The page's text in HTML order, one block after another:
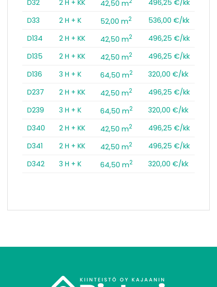
D32
2 H + KK 42,50 m
496,25 €/kk
D33
2 H + K 52,00 m2
536,00 €/kk
D134
2 H + KK 42,50 m2
496,25 €/kk
D135
2 H + KK 42,50 m2
496,25 €/kk
D136
3 H + K 64,50 m2
320,00 €/kk
D237
2 H + KK 42,50 m2
496,25 €/kk
D239
3 H + K 64,50 m2
320,00 €/kk
D340
2 H + KK 42,50 m2
496,25 €/kk
D341
2 H + KK 42,50 m2
496,25 €/kk
D342
3 H + K 64,50 m2 320,00 €/kk